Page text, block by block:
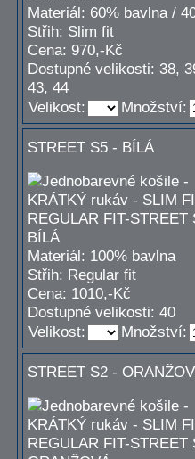
Materiál: 60% bavlna /
Střih: Slim fit
Cena: 970,-Kč
Dostupné velikosti: 38,
43, 44
Velikost:
Množství:
STREET S5 - BÍLÁ
Materiál: 100% bavlna
Střih: Regular fit
Cena: 1010,-Kč
Dostupné velikosti: 40
Velikost:
Množství:
STREET S2 -